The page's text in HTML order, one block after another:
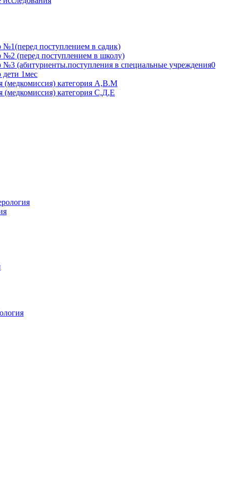
поступлением в садик)
(перед поступлением в школу)
(абитуриенты.поступления в специальные учреждения0
1мес
(медкомиссия) категория А,В.М
(медкомиссия) категория С,Д,Е